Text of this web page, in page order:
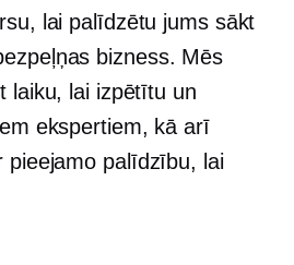
lai palīdzētu jums sākt
bizness. Mēs
laiku, lai izpētītu un
ekspertiem, kā arī
pieejamo palīdzību, lai